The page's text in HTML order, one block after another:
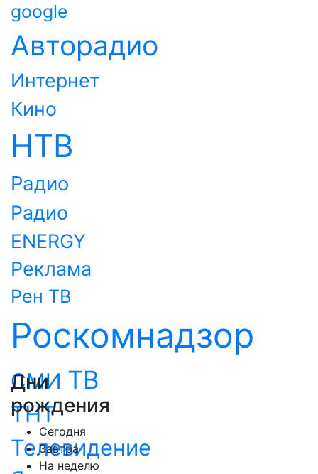
google
Авторадио
Интернет
Кино
НТВ
Радио
Радио
ENERGY
Реклама
Рен ТВ
Роскомнадзор
СМИ ТВ
ТНТ
Телевидение
Дни
рождения
Сегодня
Завтра
На неделю